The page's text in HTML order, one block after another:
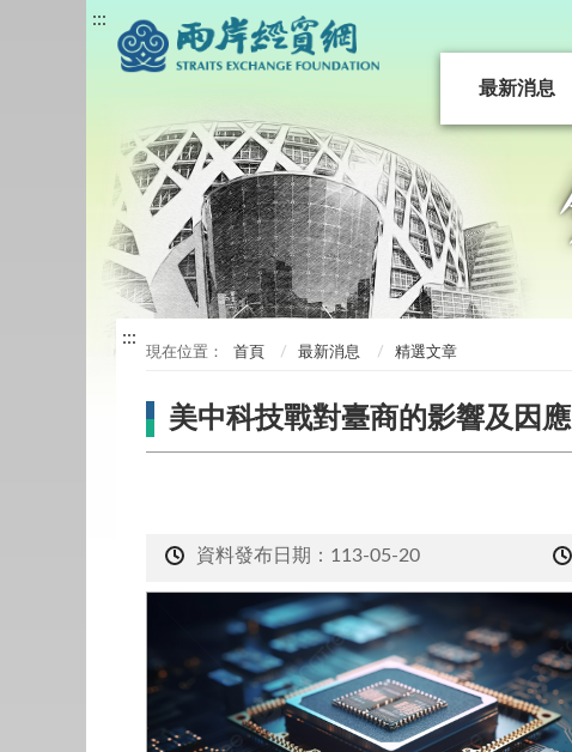
:::
最新消息
:::
首頁 最新消息 精選文章
美中科技戰對臺商的影響及因應
資料發布日期：113-05-20